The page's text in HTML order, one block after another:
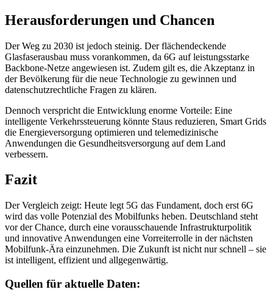
Herausforderungen und Chancen
Der Weg zu 2030 ist jedoch steinig. Der flächendeckende
Glasfaserausbau muss vorankommen, da 6G auf leistungsstarke
Backbone-Netze angewiesen ist. Zudem gilt es, die Akzeptanz in
der Bevölkerung für die neue Technologie zu gewinnen und
datenschutzrechtliche Fragen zu klären.
Dennoch verspricht die Entwicklung enorme Vorteile: Eine
intelligente Verkehrssteuerung könnte Staus reduzieren, Smart Grids
die Energieversorgung optimieren und telemedizinische
Anwendungen die Gesundheitsversorgung auf dem Land
verbessern.
Fazit
Der Vergleich zeigt: Heute legt 5G das Fundament, doch erst 6G
wird das volle Potenzial des Mobilfunks heben. Deutschland steht
vor der Chance, durch eine vorausschauende Infrastrukturpolitik
und innovative Anwendungen eine Vorreiterrolle in der nächsten
Mobilfunk-Ära einzunehmen. Die Zukunft ist nicht nur schnell – sie
ist intelligent, effizient und allgegenwärtig.
Quellen für aktuelle Daten: